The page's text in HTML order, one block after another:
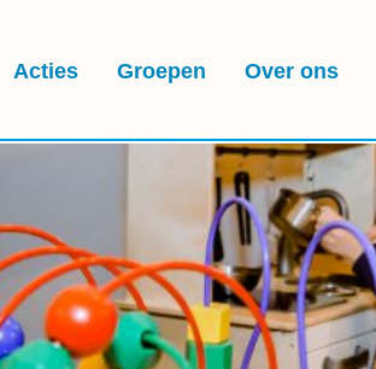
Acties Groepen Over ons